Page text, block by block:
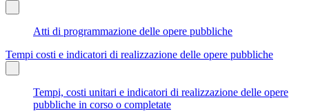
Atti di programmazione delle opere pubbliche
Tempi costi e indicatori di realizzazione delle opere pubbliche
Tempi, costi unitari e indicatori di realizzazione delle opere
pubbliche in corso o completate